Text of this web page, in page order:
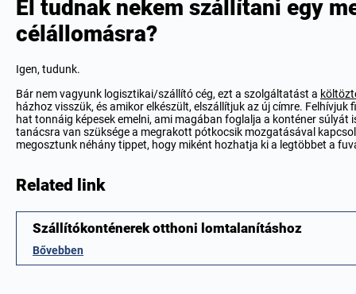
El tudnak nekem szállítani egy
célállomásra?
Igen, tudunk.
Bár nem vagyunk logisztikai/szállító cég, ezt a szolgáltatást a
házhoz visszük, és amikor elkészült, elszállítjuk az új címre.
hat tonnáig képesek emelni, ami magában foglalja a konténer súlyát
tanácsra van szüksége a megrakott pótkocsik mozgatásával
megosztunk néhány tippet, hogy miként hozhatja ki a legtöbbet a
Related link
Szállítókonténerek otthoni lomtalanításhoz
Bővebben